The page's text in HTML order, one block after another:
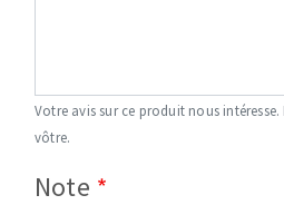
Votre avis sur ce produit nous intéresse.
vôtre.
Note